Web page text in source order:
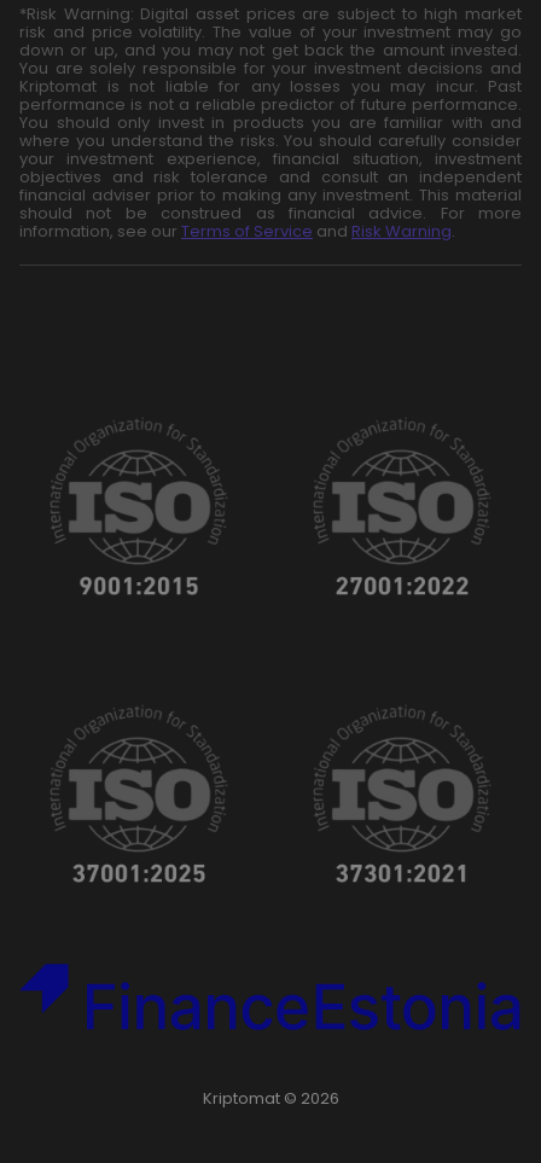
*Risk Warning: Digital asset prices are subject to high market
risk and price volatility. The value of your investment may go
down or up, and you may not get back the amount invested.
You are solely responsible for your investment decisions and
Kriptomat is not liable for any losses you may incur. Past
performance is not a reliable predictor of future performance.
You should only invest in products you are familiar with and
where you understand the risks. You should carefully consider
your investment experience, financial situation, investment
objectives and risk tolerance and consult an independent
financial adviser prior to making any investment. This material
should not be construed as financial advice. For more
information, see our Terms of Service and Risk Warning.
Kriptomat © 2026